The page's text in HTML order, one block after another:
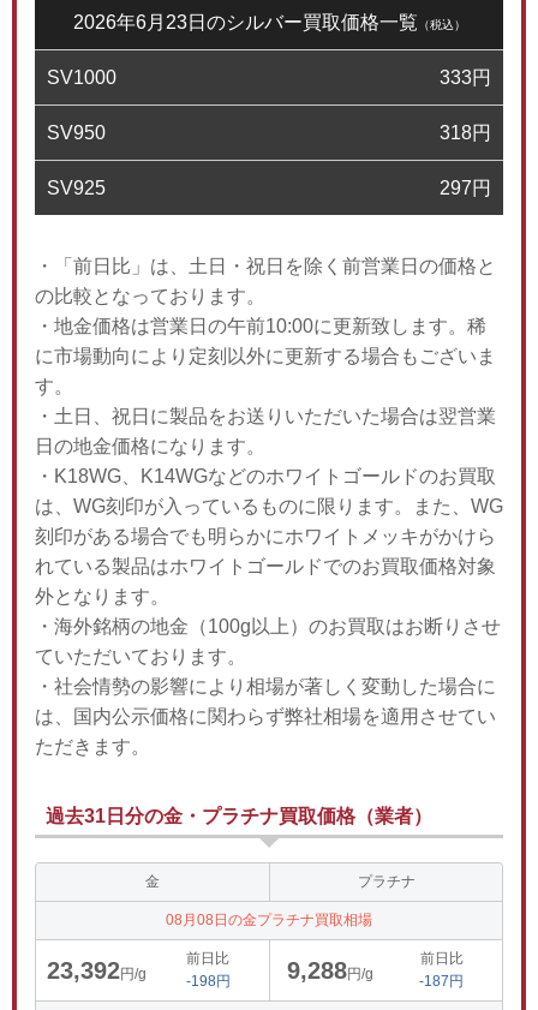
2026年6月23日のシルバー買取価格一覧 （税込）
SV1000 333円
SV950 318円
SV925 297円
・「前日比」は、土日・祝日を除く前営業日の価格と
の比較となっております。
・地金価格は営業日の午前10:00に更新致します。稀
に市場動向により定刻以外に更新する場合もございま
す。
・土日、祝日に製品をお送りいただいた場合は翌営業
日の地金価格になります。
・K18WG、K14WGなどのホワイトゴールドのお買取
は、WG刻印が入っているものに限ります。また、WG
刻印がある場合でも明らかにホワイトメッキがかけら
れている製品はホワイトゴールドでのお買取価格対象
外となります。
・海外銘柄の地金（100g以上）のお買取はお断りさせ
ていただいております。
・社会情勢の影響により相場が著しく変動した場合に
は、国内公示価格に関わらず弊社相場を適用させてい
ただきます。
過去31日分の金・プラチナ買取価格（業者）
金 プラチナ
08月08日の金プラチナ買取相場
23,392円/g
前日比
-198円
9,288円/g
前日比
-187円